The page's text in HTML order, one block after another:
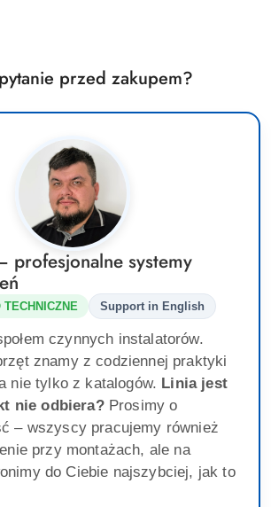
przed zakupem?
profesjonalne systemy
TECHNICZNE Support in English
czynnych instalatorów.
znamy z codziennej praktyki
nie tylko z katalogów. Linia jest
nie odbiera?Prosimy o
– wszyscy pracujemy również
przy montażach, ale na
do Ciebie najszybciej, jak to